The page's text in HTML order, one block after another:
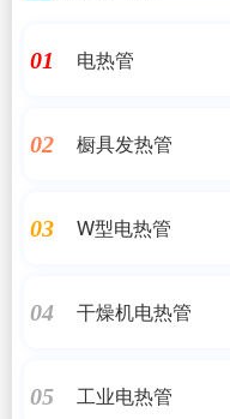
01 电热管
02 橱具发热管
03 W型电热管
04 干燥机电热管
05 工业电热管